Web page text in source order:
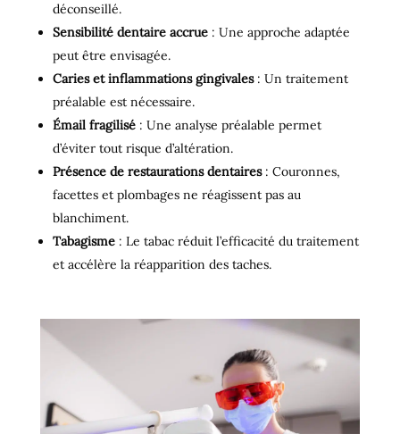
déconseillé.
Sensibilité dentaire accrue: Une approche adaptée
peut être envisagée.
Caries et inflammations gingivales: Un traitement
préalable est nécessaire.
Émail fragilisé: Une analyse préalable permet
d’éviter tout risque d’altération.
Présence de restaurations dentaires: Couronnes,
facettes et plombages ne réagissent pas au
blanchiment.
Tabagisme: Le tabac réduit l’efficacité du traitement
et accélère la réapparition des taches.